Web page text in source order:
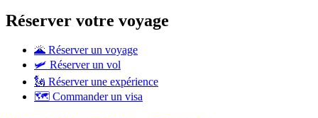
Réserver votre voyage
🌋 Réserver un voyage
🛩 Réserver un vol
🗽 Réserver une expérience
🗺 Commander un visa